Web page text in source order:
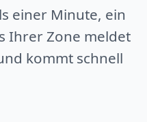
einer Minute, ein
Ihrer Zone meldet
kommt schnell